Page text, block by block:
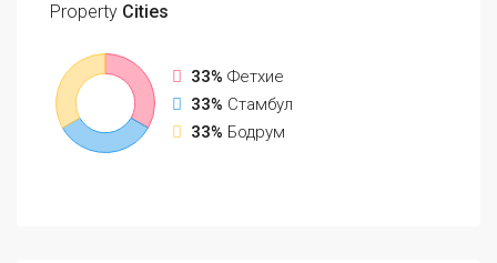
Property Cities
33% Фетхие
33% Стамбул
33% Бодрум